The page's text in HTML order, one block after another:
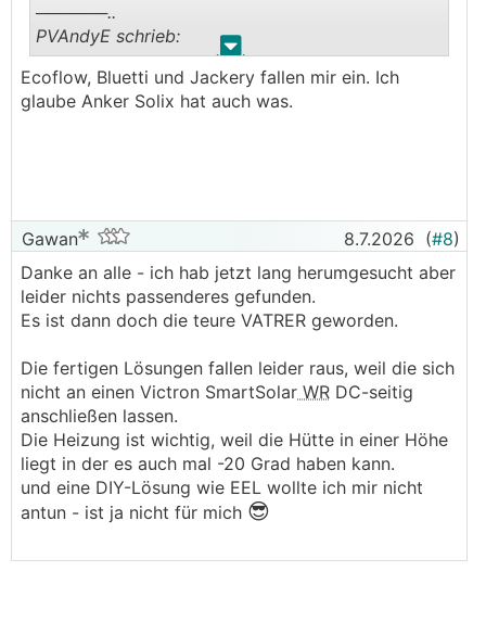
. .
──────..
PVAndyE schrieb:
Mein Nachbar in den Bergen hat eine
Powerstation.
Ecoflow, Bluetti und Jackery fallen mir ein. Ich
glaube Anker Solix hat auch was.
Gawan 8.7.2026 (#8)
Danke an alle - ich hab jetzt lang herumgesucht aber
leider nichts passenderes gefunden.
Es ist dann doch die teure VATRER geworden.
Die fertigen Lösungen fallen leider raus, weil die sich
nicht an einen Victron SmartSolar WR DC-seitig
anschließen lassen.
Die Heizung ist wichtig, weil die Hütte in einer Höhe
liegt in der es auch mal -20 Grad haben kann.
und eine DIY-Lösung wie EEL wollte ich mir nicht
antun - ist ja nicht für mich 😎